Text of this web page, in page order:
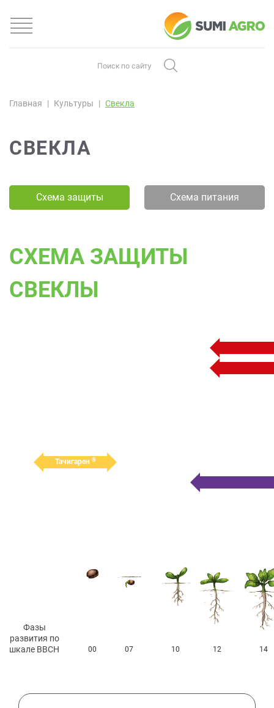
Главная Культуры Свекла
СВЕКЛА
Схема защиты Схема питания
СХЕМА ЗАЩИТЫ
СВЕКЛЫ
Фазы
развития по
шкале ВВСН
00 07 10 12 14
Тачигарен ®